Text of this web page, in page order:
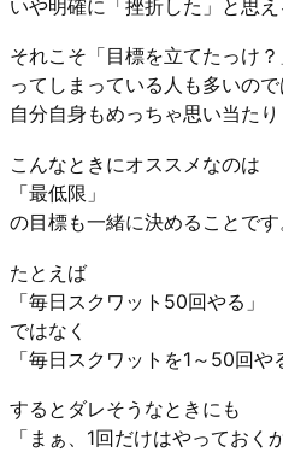
いや明確に「挫折した」と思え
それこそ「目標を立てたっけ
ってしまっている人も多いので
自分自身もめっちゃ思い当たり
こんなときにオススメなのは
「最低限」
の目標も一緒に決めることです
たとえば
「毎日スクワット50回やる」
ではなく
「毎日スクワットを1～50回や
するとダレそうなときにも
「まぁ、1回だけはやっておくか